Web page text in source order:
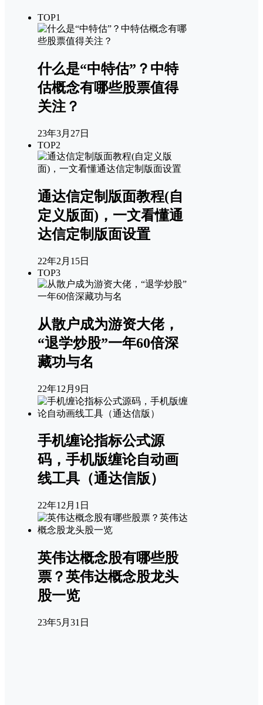
TOP1
什么是“中特估”？中特
估概念有哪些股票值得
关注？
23年3月27日
TOP2
通达信定制版面教程(自
定义版面)，一文看懂通
达信定制版面设置
22年2月15日
TOP3
从散户成为游资大佬，
“退学炒股”一年60倍深
藏功与名
22年12月9日
手机缠论指标公式源
码，手机版缠论自动画
线工具（通达信版）
22年12月1日
英伟达概念股有哪些股
票？英伟达概念股龙头
股一览
23年5月31日